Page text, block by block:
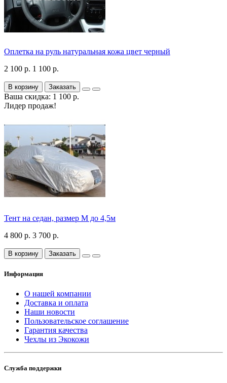
Оплетка на руль натуральная кожа цвет черный
2 100 р. 1 100 р.
В корзину Заказать
Ваша скидка: 1 100 р.
Лидер продаж!
Тент на седан, размер М до 4,5м
4 800 р. 3 700 р.
В корзину Заказать
Информация
О нашей компании
Доставка и оплата
Наши новости
Пользовательское соглашение
Гарантия качества
Чехлы из Экокожи
Служба поддержки